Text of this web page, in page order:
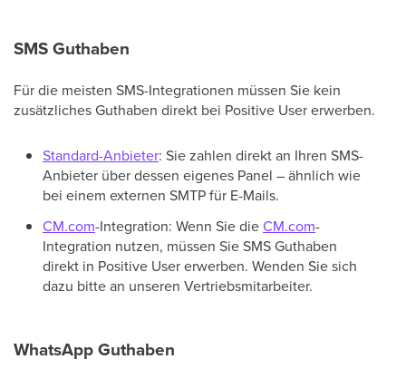
SMS Guthaben
Für die meisten SMS-Integrationen müssen Sie kein
zusätzliches Guthaben direkt bei Positive User erwerben.
Standard-Anbieter: Sie zahlen direkt an Ihren SMS-
Anbieter über dessen eigenes Panel – ähnlich wie
bei einem externen SMTP für E-Mails.
CM.com-Integration: Wenn Sie dieCM.com-
Integration nutzen, müssen Sie SMS Guthaben
direkt in Positive User erwerben. Wenden Sie sich
dazu bitte an unseren Vertriebsmitarbeiter.
WhatsApp Guthaben